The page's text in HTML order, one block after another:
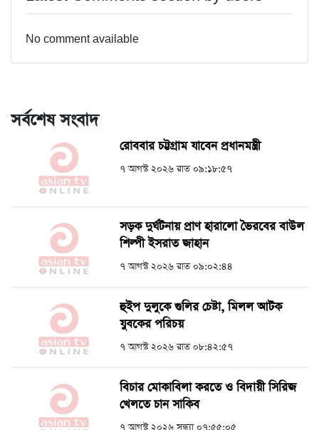
No comment available
সর্বশেষ সংবাদ
রোববার চট্টগ্রাম যাবেন প্রধানমন্ত্রী
৭ আগস্ট ২০২৬ রাত ০৯:১৮:৫৭
সড়ক দুর্ঘটনায় প্রাণ হারালো ভৈরবের বাউল
শিল্পী ইসরাত জাহান
৭ আগস্ট ২০২৬ রাত ০৯:০২:৪৪
হুইপ দুলুকে গুলির চেষ্টা, ‍মিলল আটক
যুবকের পরিচয়
৭ আগস্ট ২০২৬ রাত ০৮:৪২:৫৭
বিচার মোকাবিলা করতে ও বিদায়ী সিরিজ
খেলতে চান সাকিব